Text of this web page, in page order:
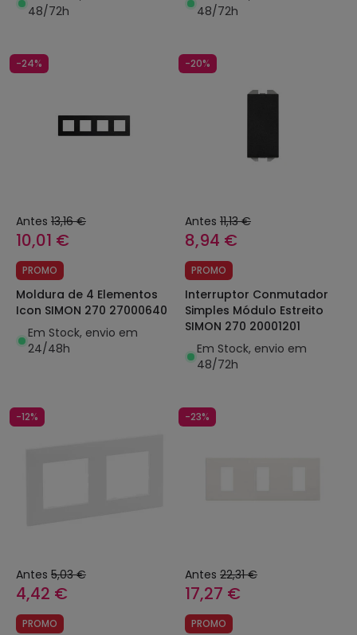
48/72h
48/72h
-24%
Antes 13,16 €
10,01 €
PROMO
Moldura de 4 Elementos
Icon SIMON 270 27000640
Em Stock, envio em
24/48h
-20%
Antes 11,13 €
8,94 €
PROMO
Interruptor Conmutador
Simples Módulo Estreito
SIMON 270 20001201
Em Stock, envio em
48/72h
-12%
Antes 5,03 €
4,42 €
PROMO
-23%
Antes 22,31 €
17,27 €
PROMO